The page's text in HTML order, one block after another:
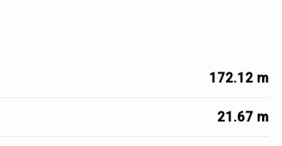
172.12 m
21.67 m